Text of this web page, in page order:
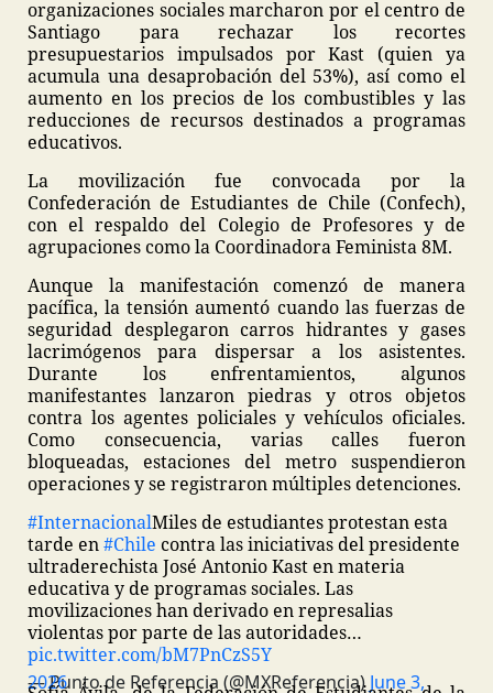
organizaciones sociales marcharon por el centro de
Santiago para rechazar los recortes
presupuestarios impulsados por Kast (quien ya
acumula una desaprobación del 53%), así como el
aumento en los precios de los combustibles y las
reducciones de recursos destinados a programas
educativos.
La movilización fue convocada por la
Confederación de Estudiantes de Chile (Confech),
con el respaldo del Colegio de Profesores y de
agrupaciones como la Coordinadora Feminista 8M.
Aunque la manifestación comenzó de manera
pacífica, la tensión aumentó cuando las fuerzas de
seguridad desplegaron carros hidrantes y gases
lacrimógenos para dispersar a los asistentes.
Durante los enfrentamientos, algunos
manifestantes lanzaron piedras y otros objetos
contra los agentes policiales y vehículos oficiales.
Como consecuencia, varias calles fueron
bloqueadas, estaciones del metro suspendieron
operaciones y se registraron múltiples detenciones.
#InternacionalMiles de estudiantes protestan esta
tarde en#Chile contra las iniciativas del presidente
ultraderechista José Antonio Kast en materia
educativa y de programas sociales. Las
movilizaciones han derivado en represalias
violentas por parte de las autoridades…
pic.twitter.com/bM7PnCzS5Y
— Punto de Referencia (@MXReferencia)
June 3, 2026